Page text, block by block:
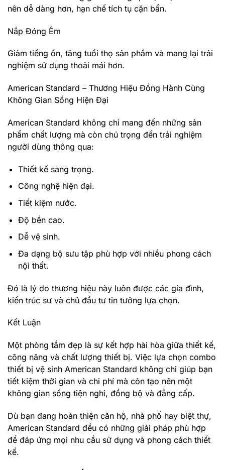
nên dễ dàng hơn, hạn chế tích tụ cặn bẩn.
Nắp Đóng Êm
Giảm tiếng ồn, tăng tuổi thọ sản phẩm và mang lại trải
nghiệm sử dụng thoải mái hơn.
American Standard – Thương Hiệu Đồng Hành Cùng
Không Gian Sống Hiện Đại
American Standard không chỉ mang đến những sản
phẩm chất lượng mà còn chú trọng đến trải nghiệm
người dùng thông qua:
Thiết kế sang trọng.
Công nghệ hiện đại.
Tiết kiệm nước.
Độ bền cao.
Dễ vệ sinh.
Đa dạng bộ sưu tập phù hợp với nhiều phong cách
nội thất.
Đó là lý do thương hiệu này luôn được các gia đình,
kiến trúc sư và chủ đầu tư tin tưởng lựa chọn.
Kết Luận
Một phòng tắm đẹp là sự kết hợp hài hòa giữa thiết kế,
công năng và chất lượng thiết bị. Việc lựa chọn combo
thiết bị vệ sinh American Standard không chỉ giúp bạn
tiết kiệm thời gian và chi phí mà còn tạo nên một
không gian sống tiện nghi, đồng bộ và đẳng cấp.
Dù bạn đang hoàn thiện căn hộ, nhà phố hay biệt thự,
American Standard đều có những giải pháp phù hợp
để đáp ứng mọi nhu cầu sử dụng và phong cách thiết
kế.